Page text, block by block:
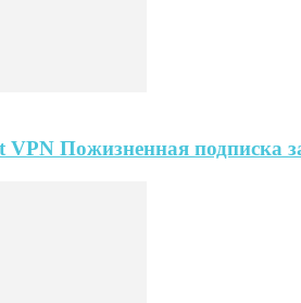
VPN Пожизненная подписка